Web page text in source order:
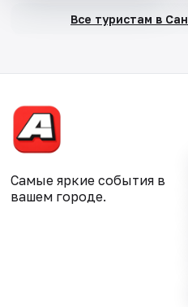
Все туристам в
Самые яркие события в
вашем городе.